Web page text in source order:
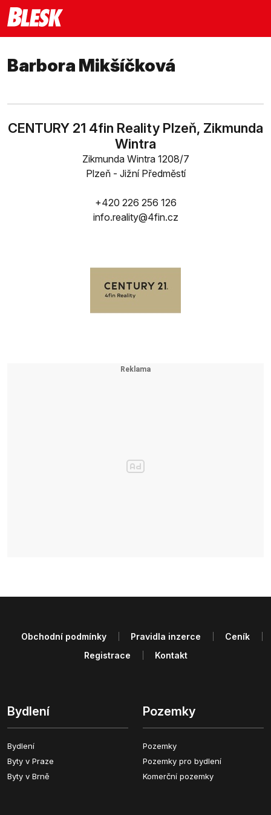
Barbora Mikšíčková
CENTURY 21 4fin Reality Plzeň, Zikmunda
Wintra
Zikmunda Wintra 1208/7
Plzeň - Jižní Předměstí
+420 226 256 126
info.reality@4fin.cz
Bydlení
Bydlení
Byty v Praze
Byty v Brně
Pozemky
Pozemky
Pozemky pro bydlení
Komerční pozemky
Obchodní podmínky Pravidla inzerce
Ceník
Registrace
Kontakt